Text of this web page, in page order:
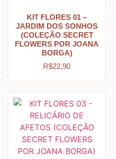
– Luminárias – Janelas
KIT FLORES 01 –
JARDIM DOS SONHOS
(COLEÇÃO SECRET
FLOWERS POR JOANA
BORGA)
R$22,90